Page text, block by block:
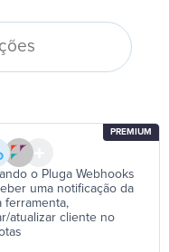
PREMIUM
o Pluga Webhooks
uma notificação da
ferramenta,
atualizar cliente no